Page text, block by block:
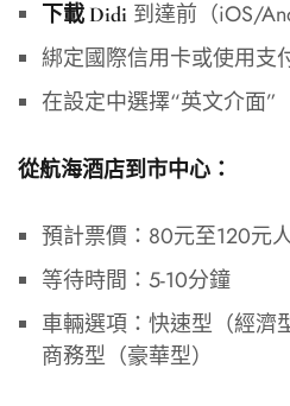
下載 Didi 到達前（iOS/
綁定國際信用卡或使用支
在設定中選擇“英文介面”
從航海酒店到市中心：
預計票價：80元至120元
等待時間：5-10分鐘
車輛選項：快速型（經濟
商務型（豪華型）